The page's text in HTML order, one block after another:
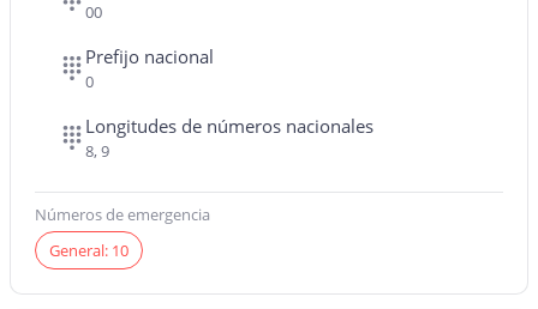
00
Prefijo nacional
0
Longitudes de números nacionales
8, 9
Números de emergencia
General: 10